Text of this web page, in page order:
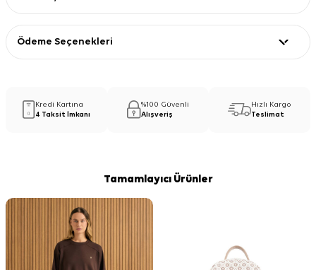
Ödeme Seçenekleri
Kredi Kartına
4 Taksit İmkanı
%100 Güvenli
Alışveriş
Hızlı Kargo
Teslimat
Tamamlayıcı Ürünler